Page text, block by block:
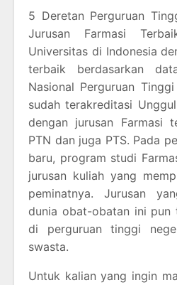
5 Deretan Perguruan
Jurusan Farmasi
Universitas di Indonesia
terbaik berdasarkan
Nasional Perguruan
sudah terakreditasi
dengan jurusan Farmasi
PTN dan juga PTS. Pada
baru, program studi
jurusan kuliah yang
peminatnya. Jurusan
dunia obat-obatan ini pun
di perguruan tinggi
swasta.
Untuk kalian yang ingin